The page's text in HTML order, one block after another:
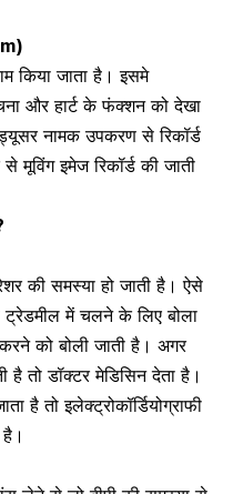
किया जाता है। इसमे
और हार्ट के फंक्शन को देखा
नामक उपकरण से रिकॉर्ड
मूविंग इमेज रिकॉर्ड की जाती
की समस्या हो जाती है। ऐसे
में चलने के लिए बोला
को बोली जाती है। अगर
है तो डॉक्टर मेडिसिन देता है।
है तो इलेक्ट्रोकॉर्डियोग्राफी